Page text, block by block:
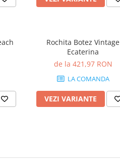
Rochita Botez Vintage
Ecaterina
de la 421,97 RON
LA COMANDA
VEZI VARIANTE